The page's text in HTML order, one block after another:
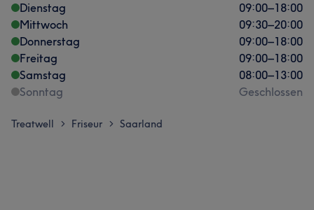
Dienstag
09:00–18:00
Mittwoch
09:30–20:00
Donnerstag
09:00–18:00
Freitag
09:00–18:00
Samstag
08:00–13:00
Sonntag
Geschlossen
Treatwell > Friseur > Saarland